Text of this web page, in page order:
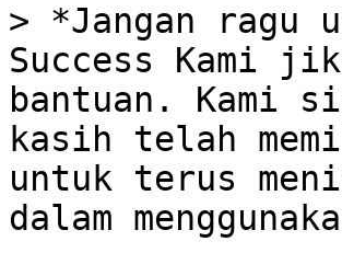
> *Jangan ragu
Success Kami
bantuan. Kami
kasih telah
untuk terus
dalam